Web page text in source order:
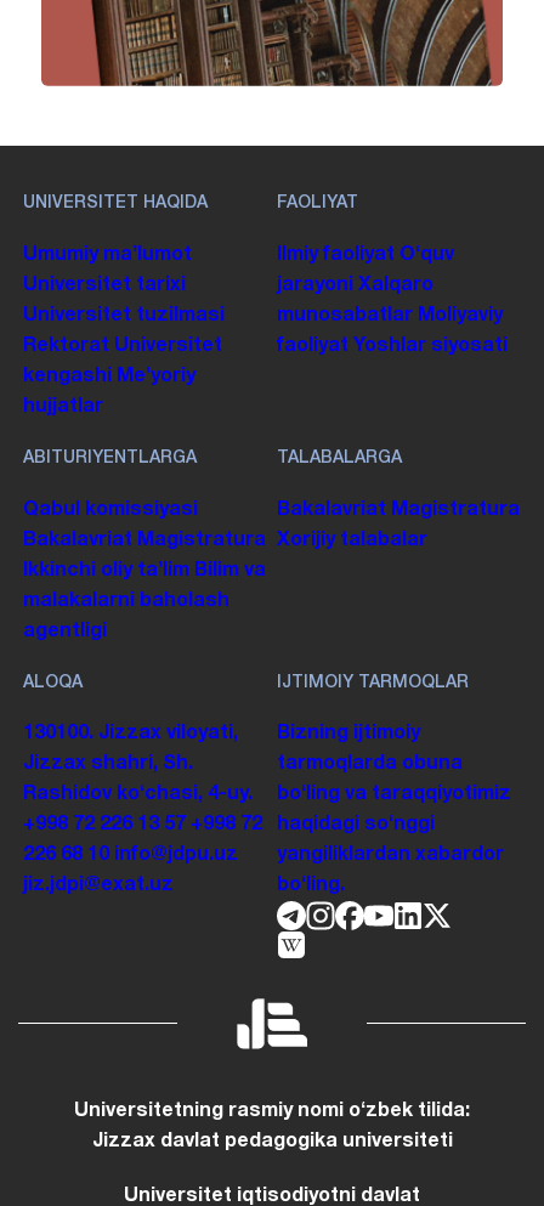
UNIVERSITET HAQIDA
Umumiy maʼlumot
Universitet tarixi
Universitet tuzilmasi
Rektorat Universitet
kengashi Me'yoriy
hujjatlar
FAOLIYAT
Ilmiy faoliyat Oʻquv
jarayoni Xalqaro
munosabatlar Moliyaviy
faoliyat Yoshlar siyosati
ABITURIYENTLARGA
Qabul komissiyasi
Bakalavriat Magistratura
Ikkinchi oliy taʼlim Bilim va
malakalarni baholash
agentligi
TALABALARGA
Bakalavriat Magistratura
Xorijiy talabalar
ALOQA
130100. Jizzax viloyati,
Jizzax shahri, Sh.
Rashidov koʻchasi, 4-uy.
+998 72 226 13 57 +998 72
226 68 10
info@jdpu.uz
jiz.jdpi@exat.uz
IJTIMOIY TARMOQLAR
Bizning ijtimoiy
tarmoqlarda obuna
boʻling va taraqqiyotimiz
haqidagi soʻnggi
yangiliklardan xabardor
boʻling.
Universitetning rasmiy nomi oʻzbek tilida:
Jizzax davlat pedagogika universiteti
Universitet iqtisodiyotni davlat